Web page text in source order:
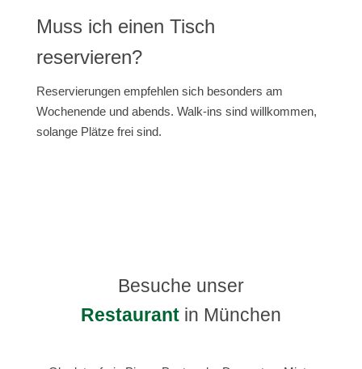
Muss ich einen Tisch
reservieren?
Reservierungen empfehlen sich besonders am
Wochenende und abends. Walk-ins sind willkommen,
solange Plätze frei sind.
Besuche unser
Restaurant in München